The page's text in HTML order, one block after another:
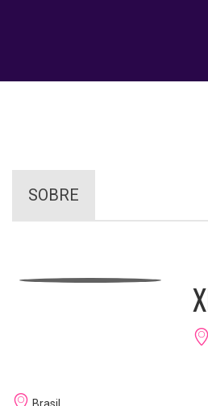
SOBRE
Brasil